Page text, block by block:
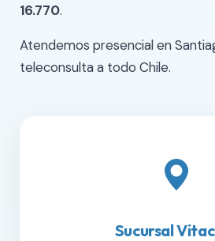
16.770.
Atendemos presencial en
teleconsulta a todo Chile.
Sucursal